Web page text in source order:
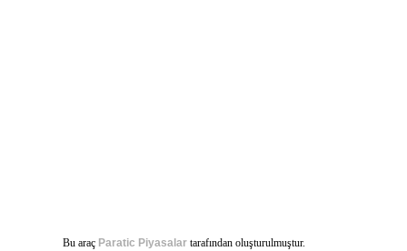
Bu araç Paratic Piyasalar tarafından oluşturulmuştur.